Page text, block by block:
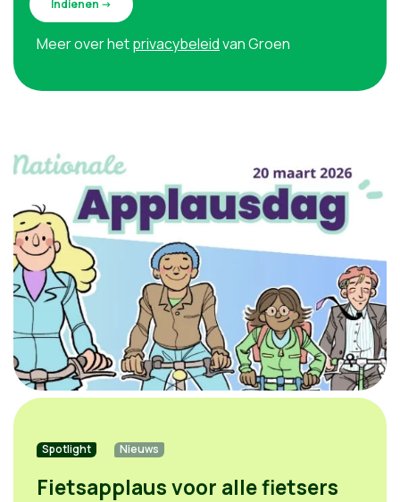
Meer over hetprivacybeleidvan Groen
Spotlight Nieuws
Fietsapplaus voor alle fietsers